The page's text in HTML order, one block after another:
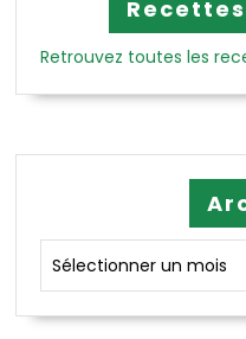
Retrouvez toutes les